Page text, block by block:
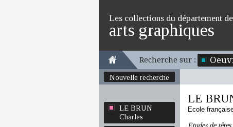
Les collections du département
arts graphiques
Recherche sur :
Nouvelle recherche
LE BRUN
Charles
LE
Ecole
Etudes de